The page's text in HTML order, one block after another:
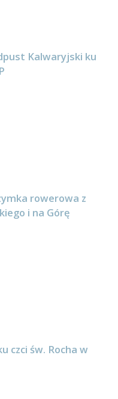
Kalwaryjski ku
rowerowa z
i na Górę
czci św. Rocha w